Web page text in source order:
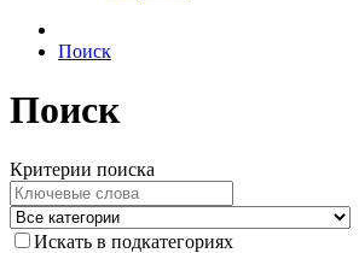
Поиск
Поиск
Критерии поиска
Искать в подкатегориях